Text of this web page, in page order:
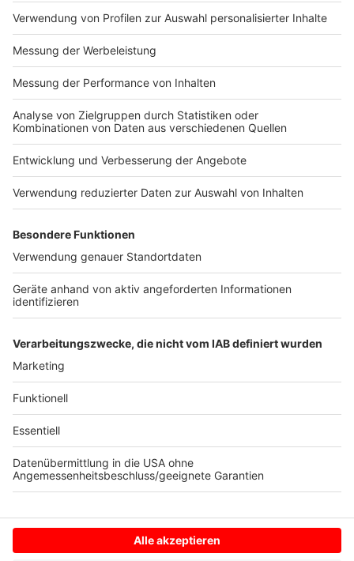
Vreden
DRK-Ortsverein Vreden e.V.
An't Lindeken 101
Anzeige
Was kostet der Test?
Im Rahmen der nationalen Teststrategie kann sich
jede in Deutschland lebende Person einmal in der
Woche kostenlos testen lassen.Weitere Infos findet
Anzeige